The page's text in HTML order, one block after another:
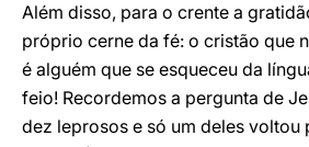
Além disso, para o crente a
próprio cerne da fé: o cristão que
é alguém que se esqueceu da
feio! Recordemos a pergunta de
dez leprosos e só um deles voltou